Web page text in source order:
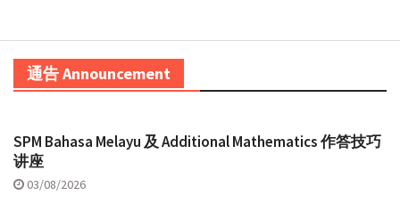
通告 Announcement
SPM Bahasa Melayu 及 Additional Mathematics 作答技巧
讲座
03/08/2026